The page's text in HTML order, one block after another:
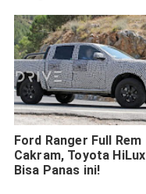
Ford Ranger Full Rem
Cakram, Toyota HiLux
Bisa Panas ini!